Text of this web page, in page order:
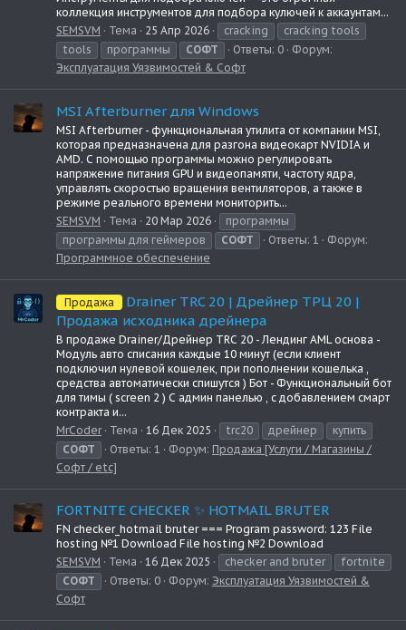
коллекция инструментов для подбора кулючей к аккаунтам...
SEMSVM
Тема 25 Апр 2026 cracking
cracking tools
tools
программы СОФТ Ответы: 0
Форум:
Эксплуатация Уязвимостей & Софт
MSI Afterburner для Windows
MSI Afterburner - функциональная утилита от компании MSI,
которая предназначена для разгона видеокарт NVIDIA и
AMD. С помощью программы можно регулировать
напряжение питания GPU и видеопамяти, частоту ядра,
управлять скоростью вращения вентиляторов, а также в
режиме реального времени мониторить...
SEMSVM
Тема 20 Мар 2026
программы
программы для геймеров
СОФТ Ответы: 1
Форум:
Программное обеспечение
Продажа
Drainer TRC 20 | Дрейнер ТРЦ 20 |
Продажа исходника дрейнера
В продаже Drainer/Дрейнер TRC 20 - Лендинг AML основа -
Модуль авто списания каждые 10 минут (если клиент
подключил нулевой кошелек, при пополнении кошелька ,
средства автоматически спишутся ) Бот - Функциональный бот
для тимы ( screen 2 ) С админ панелью , с добавлением смарт
контракта и...
MrCoder
Тема 16 Дек 2025 trc20 дрейнер
купить
СОФТ
Ответы: 1 Форум: Продажа [Услуги / Магазины /
Софт / etc]
FORTNITE CHECKER ✨ HOTMAIL BRUTER
FN checker_hotmail bruter === Program password: 123 File
hosting №1 Download File hosting №2 Download
SEMSVM
Тема 16 Дек 2025 checker and bruter
fortnite
СОФТ
Ответы: 0 Форум: Эксплуатация Уязвимостей &
Софт